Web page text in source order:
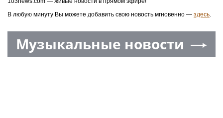
В любую минуту Вы можете добавить свою новость мгновенно — здесь.
Музыкальные новости